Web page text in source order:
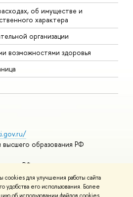
для улучшения работы сайта
его использования. Более
об имуществе и
характера
организации
возможностями здоровья
образования РФ
РФ
mooc
курсы